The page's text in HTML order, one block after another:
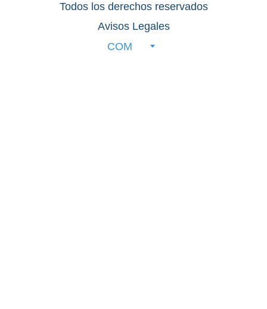
Todos los derechos reservados
Avisos Legales